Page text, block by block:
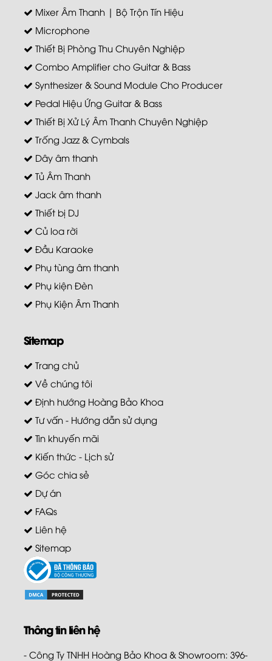
Mixer Âm Thanh | Bộ Trộn Tín Hiệu
Microphone
Thiết Bị Phòng Thu Chuyên Nghiệp
Combo Amplifier cho Guitar & Bass
Synthesizer & Sound Module Cho Producer
Pedal Hiệu Ứng Guitar & Bass
Thiết Bị Xử Lý Âm Thanh Chuyên Nghiệp
Trống Jazz & Cymbals
Dây âm thanh
Tủ Âm Thanh
Jack âm thanh
Thiết bị DJ
Củ loa rời
Đầu Karaoke
Phụ tùng âm thanh
Phụ kiện Đèn
Phụ Kiện Âm Thanh
Sitemap
Trang chủ
Về chúng tôi
Định hướng Hoàng Bảo Khoa
Tư vấn - Hướng dẫn sử dụng
Tin khuyến mãi
Kiến thức - Lịch sử
Góc chia sẻ
Dự án
FAQs
Liên hệ
Sitemap
Thông tin liên hệ
- Công Ty TNHH Hoàng Bảo Khoa & Showroom: 396-